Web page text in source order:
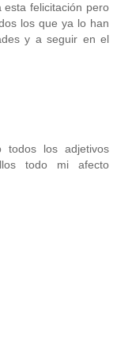
felicitación pero
los que ya lo han
y a seguir en el
todos los adjetivos
todo mi afecto